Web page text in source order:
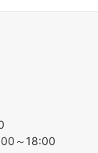
～18:00